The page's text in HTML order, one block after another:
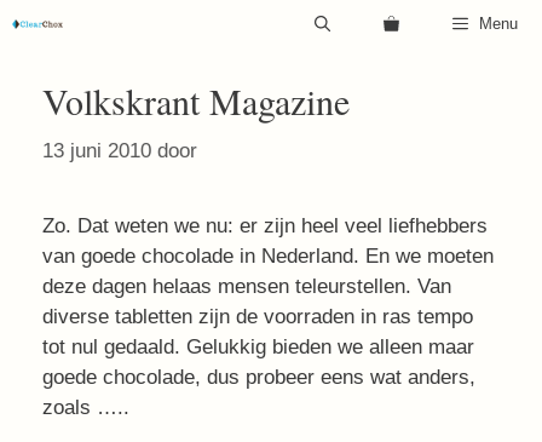
Ga
inhoud
Menu
Volkskrant Magazine
13 juni 2010 door
Zo. Dat weten we nu: er zijn heel veel liefhebbers
van goede chocolade in Nederland. En we moeten
deze dagen helaas mensen teleurstellen. Van
diverse tabletten zijn de voorraden in ras tempo
tot nul gedaald. Gelukkig bieden we alleen maar
goede chocolade, dus probeer eens wat anders,
zoals …..